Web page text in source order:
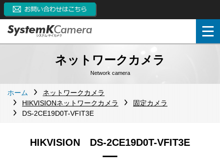
ネットワークカメラ
Network camera
ホーム
ネットワークカメラ
HIKVISIONネットワークカメラ
固定カメラ
DS-2CE19D0T-VFIT3E
HIKVISION DS-2CE19D0T-VFIT3E